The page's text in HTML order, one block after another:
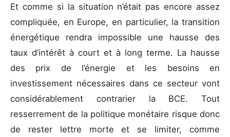
Et comme si la situation n’était pas encore assez
compliquée, en Europe, en particulier, la transition
énergétique rendra impossible une hausse des
taux d’intérêt à court et à long terme. La hausse
des prix de l’énergie et les besoins en
investissement nécessaires dans ce secteur vont
considérablement contrarier la BCE. Tout
resserrement de la politique monétaire risque donc
de rester lettre morte et se limiter, comme